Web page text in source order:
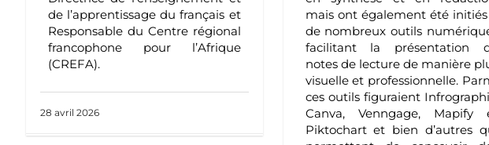
de l’apprentissage du français et
Responsable du Centre régional
francophone pour l’Afrique
(CREFA).
28 avril 2026
mais ont également été initiés
de nombreux outils
facilitant la présentation
notes de lecture de manière
visuelle et professionnelle.
ces outils figuraient
Canva, Venngage, Mapify
Piktochart et bien d’autres